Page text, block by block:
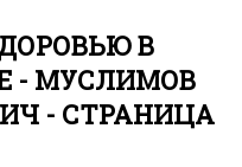
В
- МУСЛИМОВ
- СТРАНИЦА